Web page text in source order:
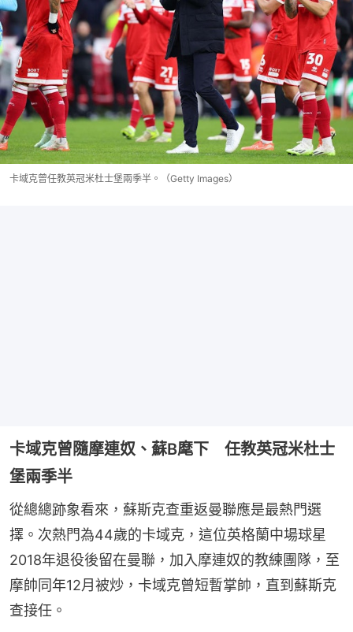
卡域克曾任教英冠米杜士堡兩季半。（Getty Images）
卡域克曾隨摩連奴、蘇B麾下 任教英冠米杜士
堡兩季半
從總總跡象看來，蘇斯克查重返曼聯應是最熱門選
擇。次熱門為44歲的卡域克，這位英格蘭中場球星
2018年退役後留在曼聯，加入摩連奴的教練團隊，至
摩帥同年12月被炒，卡域克曾短暫掌帥，直到蘇斯克
查接任。